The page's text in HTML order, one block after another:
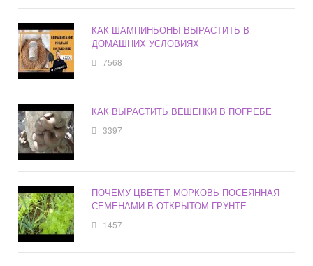
КАК ШАМПИНЬОНЫ ВЫРАСТИТЬ В
ДОМАШНИХ УСЛОВИЯХ
7568
КАК ВЫРАСТИТЬ ВЕШЕНКИ В ПОГРЕБЕ
3397
ПОЧЕМУ ЦВЕТЕТ МОРКОВЬ ПОСЕЯННАЯ
СЕМЕНАМИ В ОТКРЫТОМ ГРУНТЕ
1457